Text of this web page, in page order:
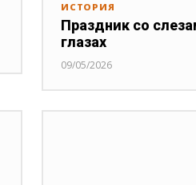
ИСТОРИЯ
Праздник со
глазах
09/05/2026